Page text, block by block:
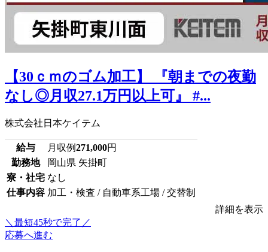
【30ｃｍのゴム加工】 『朝までの夜勤
なし◎月収27.1万円以上可』 #...
株式会社日本ケイテム
給与 月収例271,000円
勤務地
岡山県 矢掛町
寮・社宅 なし
仕事内容 加工・検査 / 自動車系工場 / 交替制
詳細を表示
＼最短45秒で完了／
応募へ進む